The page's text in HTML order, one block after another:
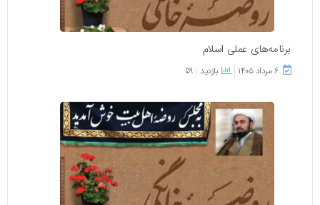
برنامه‌های عملی اسلام
۶ مرداد ۱۴۰۵ بازدید : 59